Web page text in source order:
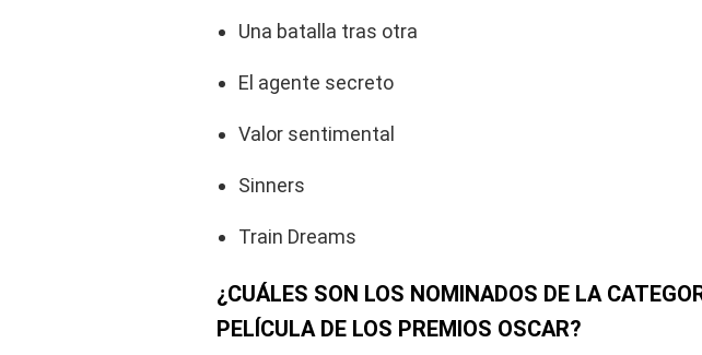
Una batalla tras otra
El agente secreto
Valor sentimental
Sinners
Train Dreams
¿CUÁLES SON LOS NOMINADOS DE LA
PELÍCULA DE LOS PREMIOS OSCAR?